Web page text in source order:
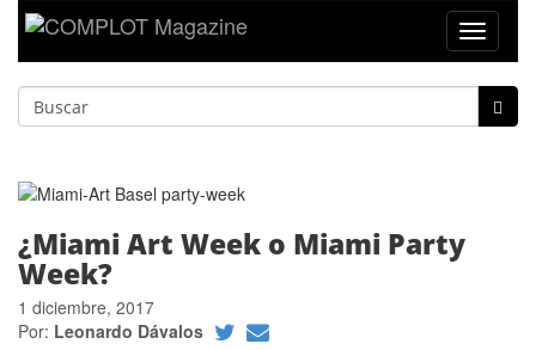
Toggle
¿Miami Art Week o Miami Party
Week?
1 diciembre, 2017
Por: Leonardo Dávalos